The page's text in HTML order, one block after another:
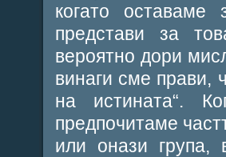
когато
представи за
вероятно дори
винаги сме прави,
на истината“.
предпочитаме
или онази група,